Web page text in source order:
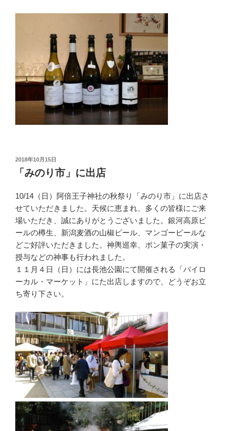
投
稿
2018年10月15日
「みのり市」に出店
10/14（日）阿倍王子神社の秋祭り「みのり市」に出店さ
せていただきました。天候に恵まれ、多くの皆様にご来
場いただき、誠にありがとうございました。銀河高原ビ
ールの樽生、新潟麦酒の山椒ビール、マンゴービールな
どご好評いただきました。神輿巡幸、ポン菓子の実演・
授与などの神事も行われました。
１１月４日（日）には長池公園にて開催される「バイロ
ーカル・マーケット」にた出店しますので、どうぞお立
ち寄り下さい。